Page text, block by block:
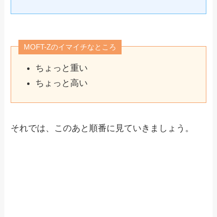
MOFT-Zのイマイチなところ
ちょっと重い
ちょっと高い
それでは、このあと順番に見ていきましょう。